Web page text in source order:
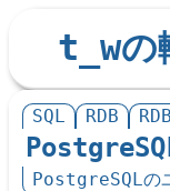
t_wの
SQL RDB
PostgreSQLの